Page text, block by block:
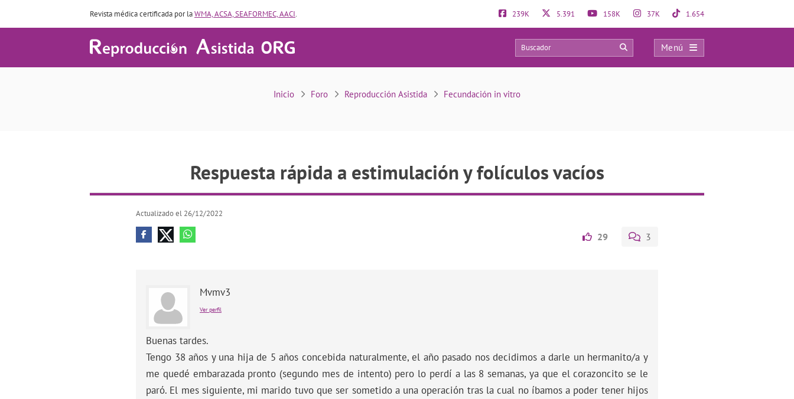
Revista médica certificada por laWMA, ACSA, SEAFORMEC, AACI. 239K 5.391 158K 37K 1.654
Menú
Respuesta rápida a estimulación y folículos vacíos
26 0
Inicio Foro Reproducción Asistida Fecundación in vitro
Respuesta rápida a estimulación y folículos vacíos
Actualizado el 26/12/2022
29 3
Mvmv3
Ver perfil
Buenas tardes.
Tengo 38 años y una hija de 5 años concebida naturalmente, el año pasado nos decidimos a darle un hermanito/a y
me quedé embarazada pronto (segundo mes de intento) pero lo perdí a las 8 semanas, ya que el corazoncito se le
paró. El mes siguiente, mi marido tuvo que ser sometido a una operación tras la cual no íbamos a poder tener hijos